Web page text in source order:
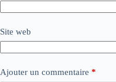
Site web
Ajouter un commentaire *